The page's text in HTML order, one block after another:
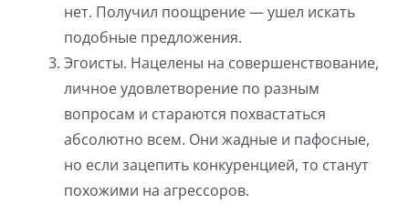
нет. Получил поощрение — ушел искать
подобные предложения.
Эгоисты. Нацелены на совершенствование,
личное удовлетворение по разным
вопросам и стараются похвастаться
абсолютно всем. Они жадные и пафосные,
но если зацепить конкуренцией, то станут
похожими на агрессоров.